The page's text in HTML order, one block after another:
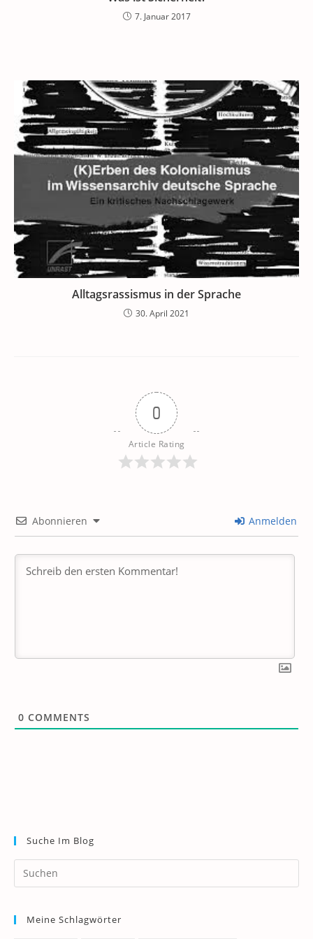
7. Januar 2017
Alltagsrassismus in der Sprache
30. April 2021
0
Article Rating
Abonnieren Anmelden
0 COMMENTS
Suche Im Blog
Meine Schlagwörter